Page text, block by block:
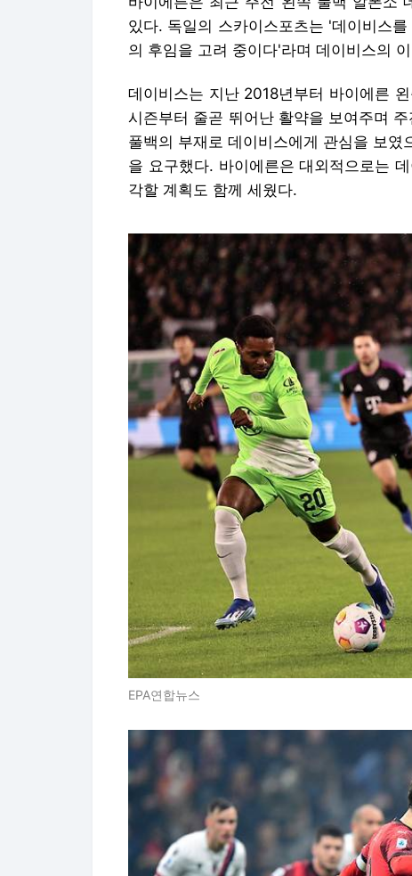
있다. 독일의 스카이스포츠는 '데이비스
의 후임을 고려 중이다'라며 데이비스의
데이비스는 지난 2018년부터 바이에른
시즌부터 줄곧 뛰어난 활약을 보여주며
풀백의 부재로 데이비스에게 관심을 보
을 요구했다. 바이에른은 대외적으로는
각할 계획도 함께 세웠다.
EPA연합뉴스